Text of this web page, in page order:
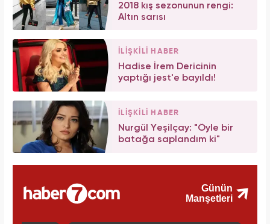
2018 kış sezonunun rengi:
Altın sarısı
İLİŞKİLİ HABER
Hadise İrem Dericinin
yaptığı jest'e bayıldı!
İLİŞKİLİ HABER
Nurgül Yeşilçay: "Öyle bir
batağa saplandım ki"